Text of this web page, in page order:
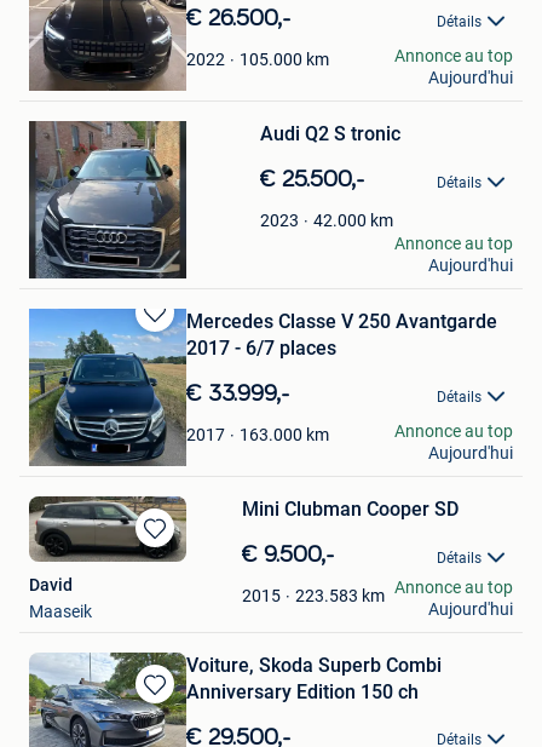
Favoris
€ 26.500,- Détails
2022 105.000 km
Loïk Eyers
Bruxelles
Annonce au top
Aujourd'hui
Sauvegarder
Mes
Favoris
Audi Q2 S tronic
€ 25.500,- Détails
2023 42.000 km
Lesenne
Dour
Annonce au top
Aujourd'hui
Sauvegarder
dans
Mes
Favoris
Mercedes Classe V 250 Avantgarde
2017 - 6/7 places
€ 33.999,- Détails
2017 163.000 km
Joris
Hasselt
Annonce au top
Aujourd'hui
Sauvegarder
Mini Clubman Cooper SD
€ 9.500,- Détails
2015 223.583 km
David
Maaseik
Annonce au top
Aujourd'hui
Sauvegarder
dans
Voiture, Skoda Superb Combi
Anniversary Edition 150 ch
€ 29.500,- Détails